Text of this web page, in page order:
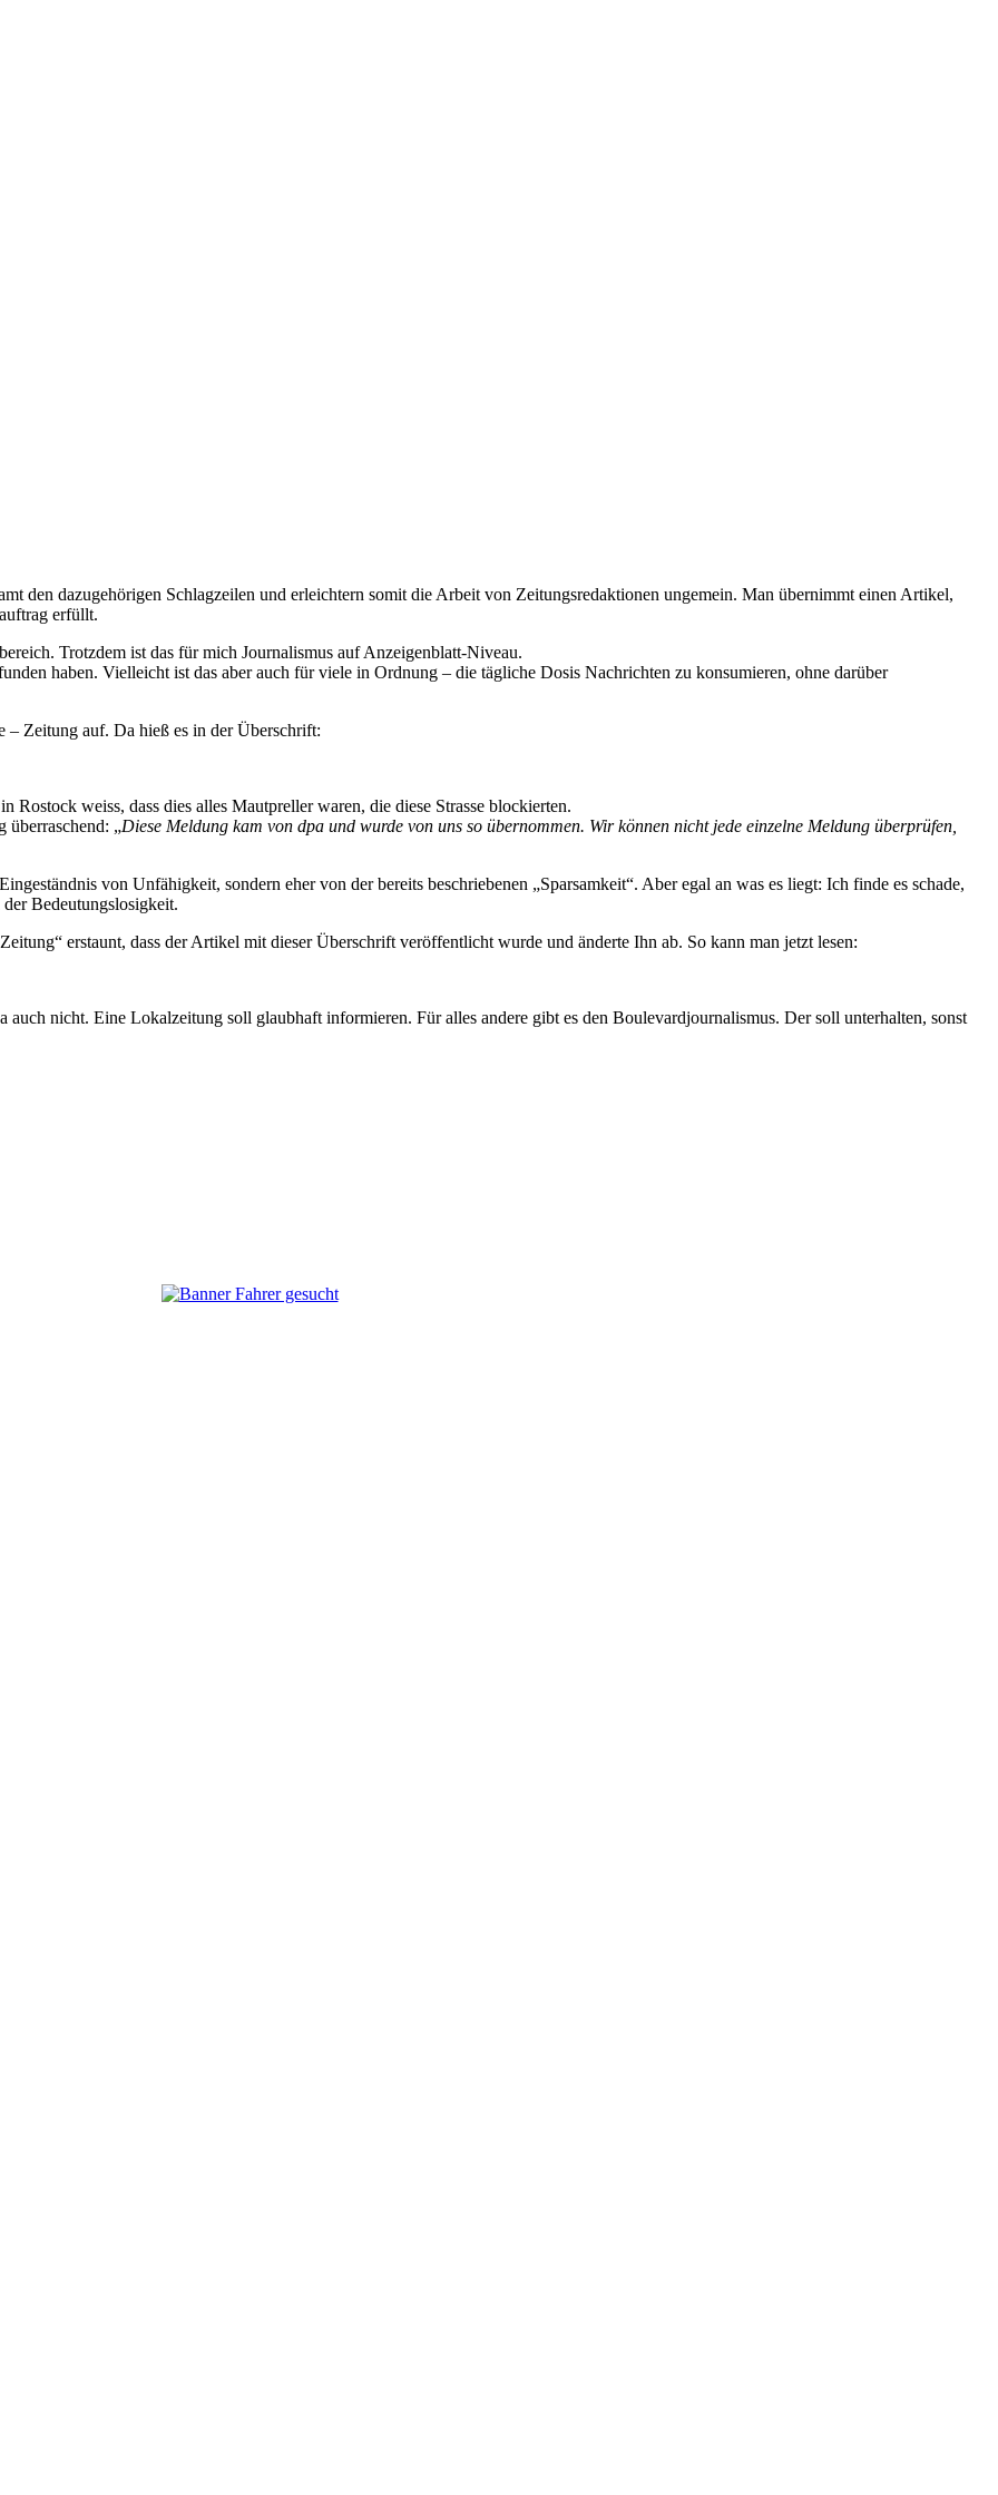
den dazugehörigen Schlagzeilen und erleichtern somit die Arbeit von Zeitungsredaktionen ungemein. Man übernimmt einen Artikel,
erfüllt.
Trotzdem ist das für mich Journalismus auf Anzeigenblatt-Niveau.
haben. Vielleicht ist das aber auch für viele in Ordnung – die tägliche Dosis Nachrichten zu konsumieren, ohne darüber
– Zeitung auf. Da hieß es in der Überschrift:
weiss, dass dies alles Mautpreller waren, die diese Strasse blockierten.
„Diese Meldung kam von dpa und wurde von uns so übernommen. Wir können nicht jede einzelne Meldung überprüfen,
von Unfähigkeit, sondern eher von der bereits beschriebenen „Sparsamkeit“. Aber egal an was es liegt: Ich finde es schade,
Bedeutungslosigkeit.
erstaunt, dass der Artikel mit dieser Überschrift veröffentlicht wurde und änderte Ihn ab. So kann man jetzt lesen:
nicht. Eine Lokalzeitung soll glaubhaft informieren. Für alles andere gibt es den Boulevardjournalismus. Der soll unterhalten, sonst